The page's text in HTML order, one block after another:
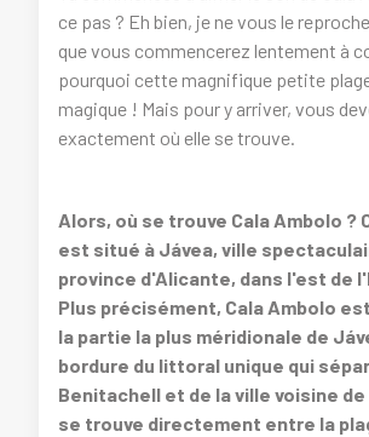
ce pas ? Eh bien, je ne vous le
que vous commencerez lentement à
pourquoi cette magnifique petite
magique ! Mais pour y arriver, vous
exactement où elle se trouve.
Alors, où se trouve Cala Ambolo ?
est situé à Jávea, ville
province d'Alicante, dans l'est de
Plus précisément, Cala Ambolo
la partie la plus méridionale de
bordure du littoral unique qui
Benitachell et de la ville voisine de
se trouve directement entre la